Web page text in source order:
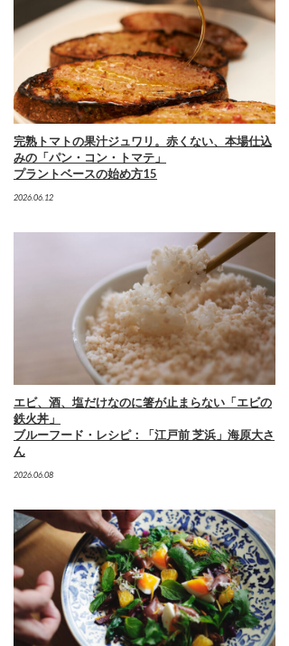
完熟トマトの果汁ジュワリ。赤くない、本場仕込
みの「パン・コン・トマテ」
プラントベースの始め方15
2026.06.12
エビ、酒、塩だけなのに箸が止まらない「エビの
鉄火丼」
ブルーフード・レシピ：「江戸前 芝浜」海原大さ
ん
2026.06.08